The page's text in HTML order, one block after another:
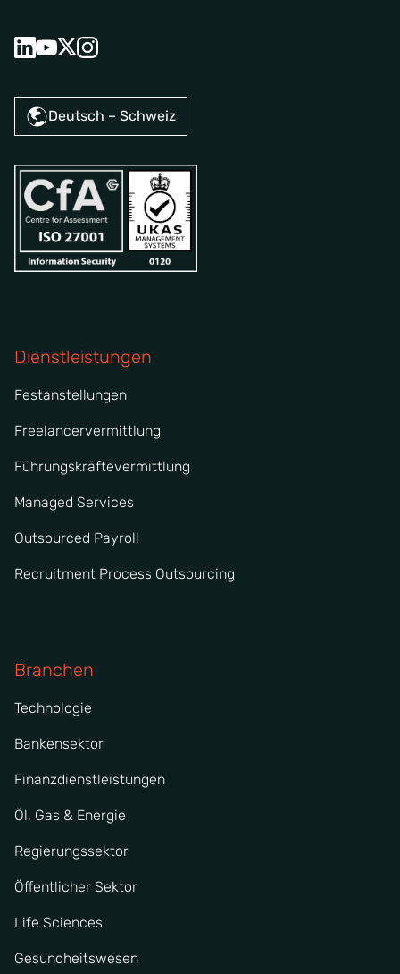
Deutsch – Schweiz
Dienstleistungen
Festanstellungen
Freelancervermittlung
Führungskräftevermittlung
Managed Services
Outsourced Payroll
Recruitment Process Outsourcing
Branchen
Technologie
Bankensektor
Finanzdienstleistungen
Öl, Gas & Energie
Regierungssektor
Öffentlicher Sektor
Life Sciences
Gesundheitswesen